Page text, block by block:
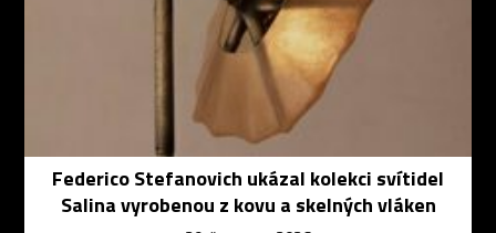
Federico Stefanovich ukázal kolekci svítidel
Salina vyrobenou z kovu a skelných vláken